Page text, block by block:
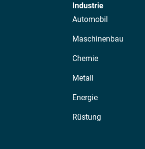
Industrie
Automobil
Maschinenbau
Chemie
Metall
Energie
Rüstung